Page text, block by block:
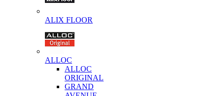
ALIX FLOOR
ALLOC
ALLOC
ORIGINAL
GRAND